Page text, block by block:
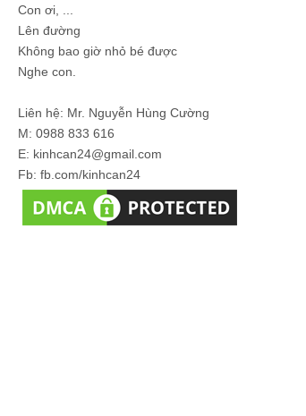
Con ơi, ...
Lên đường
Không bao giờ nhỏ bé được
Nghe con.
Liên hệ: Mr. Nguyễn Hùng Cường
M: 0988 833 616
E: kinhcan24@gmail.com
Fb: fb.com/kinhcan24